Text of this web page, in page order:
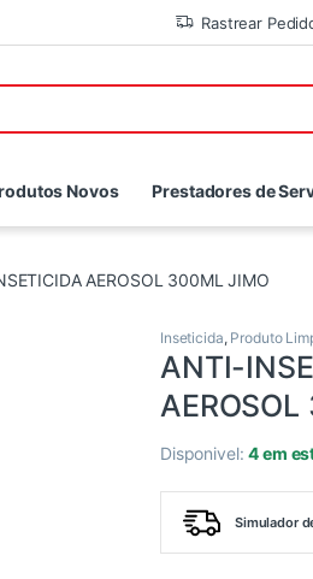
Rastrear
Novos Prestadores de
AEROSOL 300ML JIMO
Inseticida, Produto
ANTI-
Disponivel:4 em
Simulador